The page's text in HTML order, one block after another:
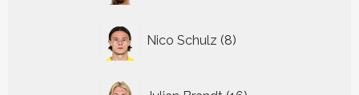
Nico Schulz 8
producten